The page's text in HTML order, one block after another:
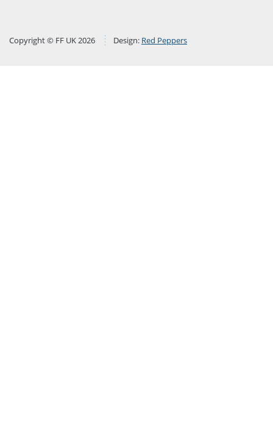
Copyright © FF UK 2026 Design: Red Peppers